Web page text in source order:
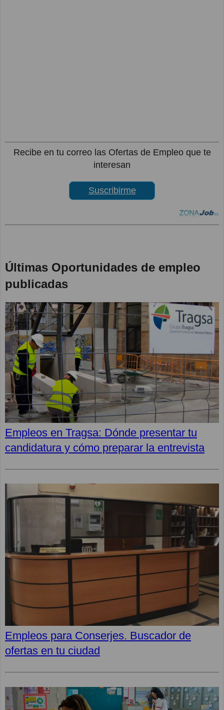
Recibe en tu correo las Ofertas de Empleo que te
interesan
Suscribirme
Últimas Oportunidades de empleo
publicadas
Empleos en Tragsa: Dónde presentar tu
candidatura y cómo preparar la entrevista
Empleos para Conserjes. Buscador de
ofertas en tu ciudad